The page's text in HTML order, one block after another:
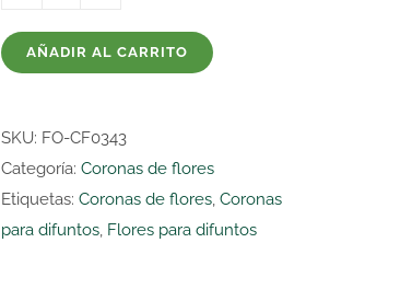
de
AÑADIR AL CARRITO
SKU: FO-CF0343
Categoría: Coronas de flores
Etiquetas: Coronas de flores, Coronas
para difuntos, Flores para difuntos